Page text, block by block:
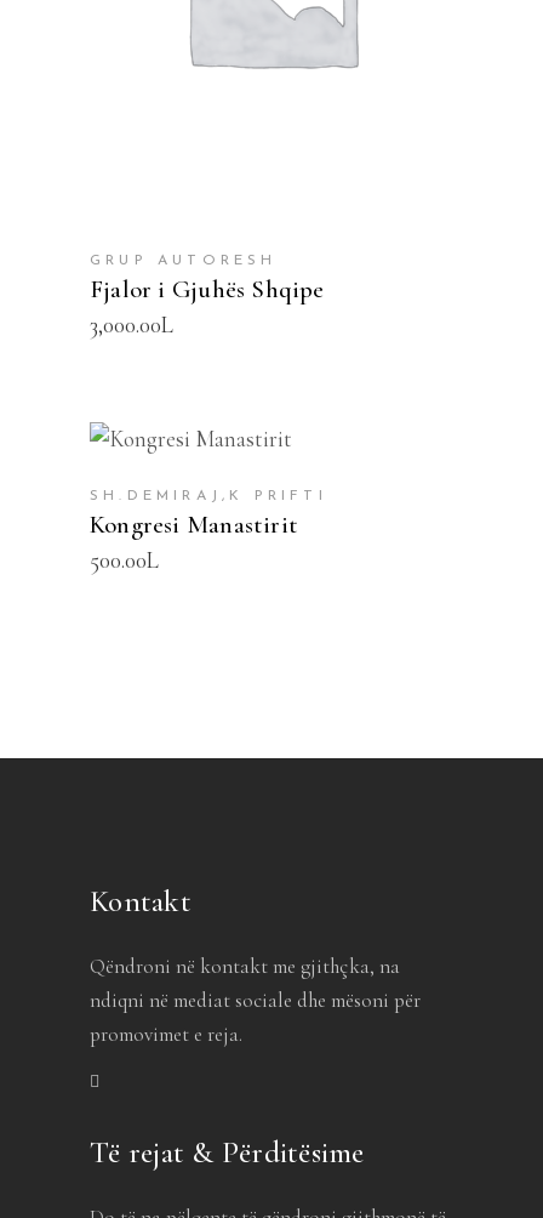
GRUP AUTORESH
Fjalor i Gjuhës Shqipe
3,000.00L
SHTOJE NË SHPORTË
SH.DEMIRAJ,K PRIFTI
Kongresi Manastirit
500.00L
Kontakt
Qëndroni në kontakt me gjithçka, na
ndiqni në mediat sociale dhe mësoni për
promovimet e reja.
Të rejat & Përditësime